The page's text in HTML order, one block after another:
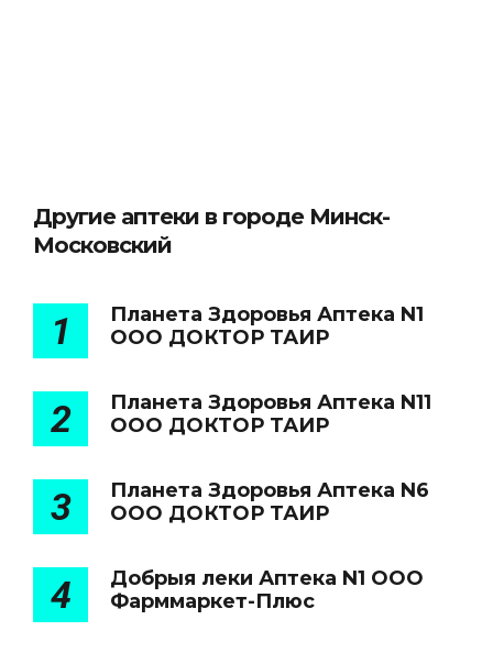
Другие аптеки в городе Минск-
Московский
1
Планета Здоровья Аптека N1
ООО ДОКТОР ТАИР
2
Планета Здоровья Аптека N11
ООО ДОКТОР ТАИР
3
Планета Здоровья Аптека N6
ООО ДОКТОР ТАИР
4
Добрыя леки Аптека N1 ООО
Фарммаркет-Плюс